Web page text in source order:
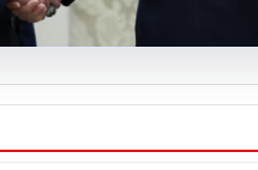
Devlet Bahçeli ile